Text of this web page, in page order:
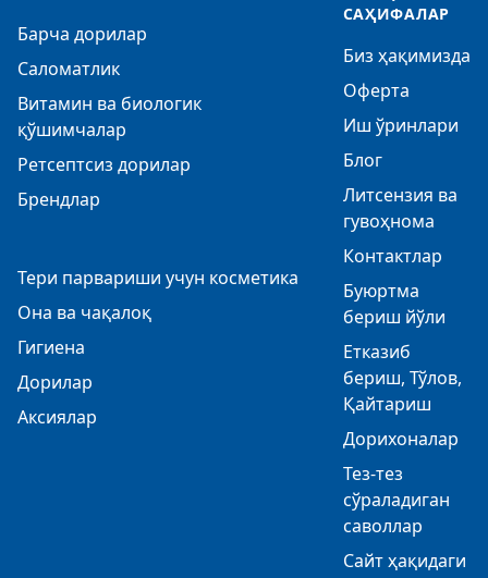
Барча дорилар
Саломатлик
Витамин ва биологик
қўшимчалар
Ретсептсиз дорилар
Брендлар
Тери парвариши учун косметика
Она ва чақалоқ
Гигиена
Дорилар
Аксиялар
САҲИФАЛАР
Биз ҳақимизда
Оферта
Иш ўринлари
Блог
Литсензия ва
гувоҳнома
Контактлар
Буюртма
бериш йўли
Етказиб
бериш, Тўлов,
Қайтариш
Дорихоналар
Тез-тез
сўраладиган
саволлар
Сайт ҳақидаги